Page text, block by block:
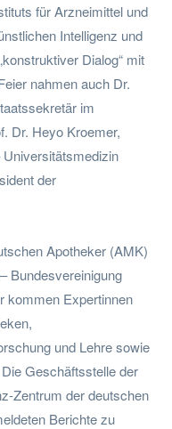
für Arzneimittel und
Intelligenz und
Dialog“ mit
nahmen auch Dr.
im
Dr. Heyo Kroemer,
der
Apotheker (AMK)
Bundesvereinigung
kommen Expertinnen
und Lehre sowie
Geschäftsstelle der
Zentrum der deutschen
Berichte zu